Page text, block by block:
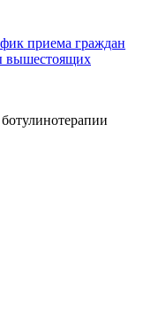
приема граждан
вышестоящих